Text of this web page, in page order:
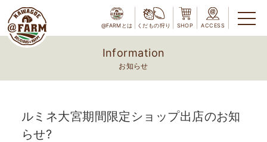
@FARMとは くだもの狩り SHOP ACCESS
Information
お知らせ
ルミネ大宮期間限定ショップ出店のお知
らせ?